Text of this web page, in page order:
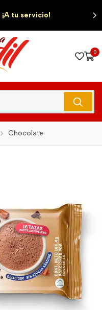
¡A tu servicio!
0
Chocolate